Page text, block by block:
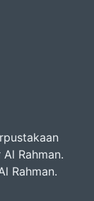
Rahman.
Rahman.